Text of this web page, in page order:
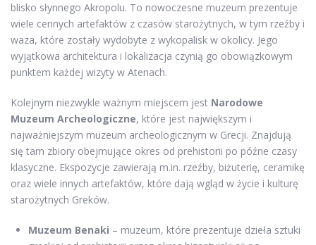
blisko słynnego Akropolu. To nowoczesne muzeum prezentuje
wiele cennych artefaktów z czasów starożytnych, w tym rzeźby i
waza, które zostały wydobyte z wykopalisk w okolicy. Jego
wyjątkowa architektura i lokalizacja czynią go obowiązkowym
punktem każdej wizyty w Atenach.
Kolejnym niezwykle ważnym miejscem jest Narodowe
Muzeum Archeologiczne, które jest największym i
najważniejszym muzeum archeologicznym w Grecji. Znajdują
się tam zbiory obejmujące okres od prehistorii po późne czasy
klasyczne. Ekspozycje zawierają m.in. rzeźby, biżuterię, ceramikę
oraz wiele innych artefaktów, które dają wgląd w życie i kulturę
starożytnych Greków.
Muzeum Benaki – muzeum, które prezentuje dzieła sztuki